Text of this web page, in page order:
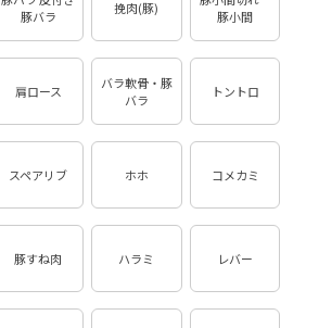
豚バラ
挽肉(豚)
豚小間
肩ロース
バラ軟骨・豚
バラ
トントロ
スペアリブ ホホ コメカミ
豚すね肉 ハラミ レバー